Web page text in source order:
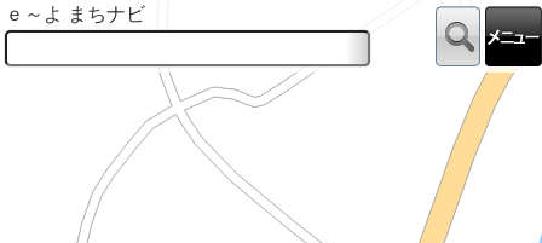
ｅ～よ まちナビ